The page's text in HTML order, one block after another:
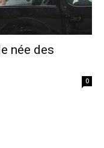
née des
0